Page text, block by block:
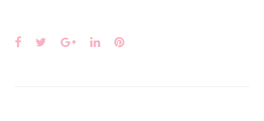
Facebook
TwitterGoogle+
LinkedInPinterest